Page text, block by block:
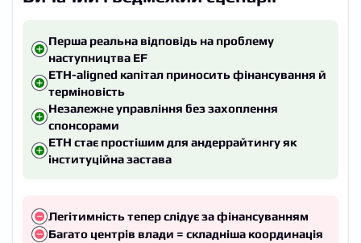
Перша реальна відповідь на проблему
наступництва EF
ETH-aligned капітал приносить фінансування й
терміновість
Незалежне управління без захоплення
спонсорами
ETH стає простішим для андеррайтингу як
інституційна застава
Легітимність тепер слідує за фінансуванням
Багато центрів влади = складніша координація